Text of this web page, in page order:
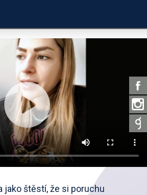
jako štěstí, že si poruchu